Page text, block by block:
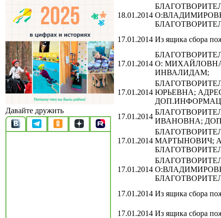
Давайте дружить
18.01.2014
17.01.2014 Из ящика сбора
17.01.2014 О:
ИНВАЛИДАМ;
17.01.2014 ЮРЬЕВНА;
17.01.2014
ИВАНОВНА;
17.01.2014 МАРТЫНОВИЧ;
17.01.2014
17.01.2014 Из ящика сбора
17.01.2014 Из ящика сбора